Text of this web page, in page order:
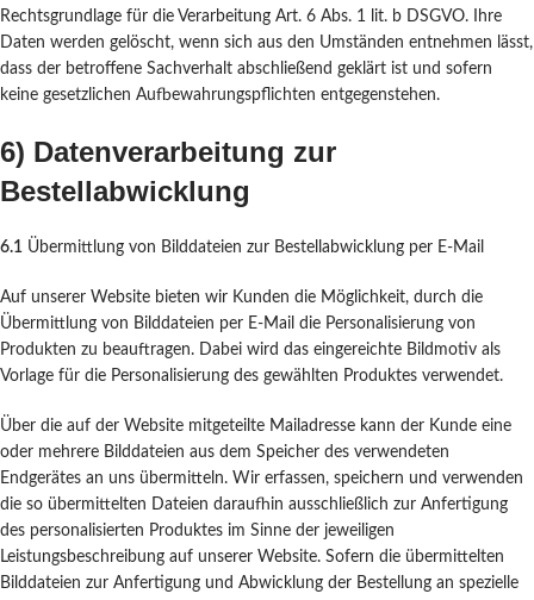
Rechtsgrundlage für die Verarbeitung Art. 6 Abs. 1 lit. b DSGVO. Ihre
Daten werden gelöscht, wenn sich aus den Umständen entnehmen lässt,
dass der betroffene Sachverhalt abschließend geklärt ist und sofern
keine gesetzlichen Aufbewahrungspflichten entgegenstehen.
6) Datenverarbeitung zur
Bestellabwicklung
6.1 Übermittlung von Bilddateien zur Bestellabwicklung per E-Mail
Auf unserer Website bieten wir Kunden die Möglichkeit, durch die
Übermittlung von Bilddateien per E-Mail die Personalisierung von
Produkten zu beauftragen. Dabei wird das eingereichte Bildmotiv als
Vorlage für die Personalisierung des gewählten Produktes verwendet.
Über die auf der Website mitgeteilte Mailadresse kann der Kunde eine
oder mehrere Bilddateien aus dem Speicher des verwendeten
Endgerätes an uns übermitteln. Wir erfassen, speichern und verwenden
die so übermittelten Dateien daraufhin ausschließlich zur Anfertigung
des personalisierten Produktes im Sinne der jeweiligen
Leistungsbeschreibung auf unserer Website. Sofern die übermittelten
Bilddateien zur Anfertigung und Abwicklung der Bestellung an spezielle